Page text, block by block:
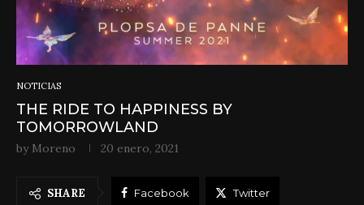
NOTICIAS
THE RIDE TO HAPPINESS BY
TOMORROWLAND
by Moreno 20 enero, 2021
SHARE Facebook Twitter